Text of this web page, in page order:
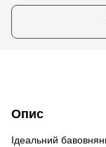
Опис
Ідеальний